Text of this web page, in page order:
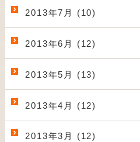
2013年7月 (10)
2013年6月 (12)
2013年5月 (13)
2013年4月 (12)
2013年3月 (12)